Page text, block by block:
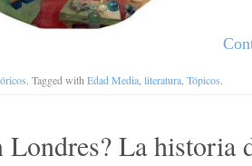
. Tagged with Edad Media literatura Tópicos.
Londres? La historia